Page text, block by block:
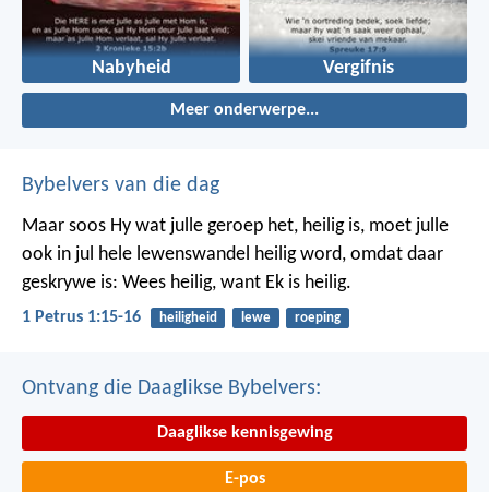
Nabyheid Vergifnis
Meer onderwerpe...
Bybelvers van die dag
Maar soos Hy wat julle geroep het, heilig is, moet julle
ook in jul hele lewenswandel heilig word, omdat daar
geskrywe is: Wees heilig, want Ek is heilig.
1 Petrus 1:15-16 heiligheid lewe roeping
Ontvang die Daaglikse Bybelvers:
Daaglikse kennisgewing
E-pos